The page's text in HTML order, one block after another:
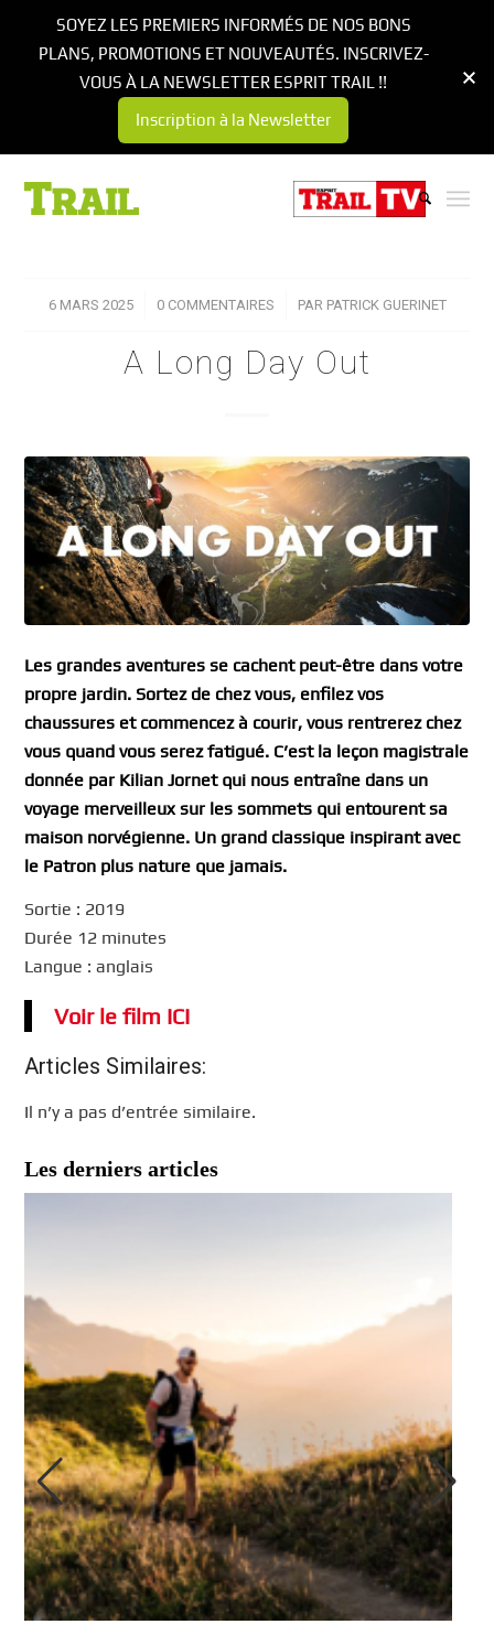
6 MARS 2025
/ 0 COMMENTAIRES
/ PAR PATRICK GUERINET
A Long Day Out
Les grandes aventures se cachent peut-être dans votre
propre jardin. Sortez de chez vous, enfilez vos
chaussures et commencez à courir, vous rentrerez chez
vous quand vous serez fatigué. C’est la leçon magistrale
donnée par Kilian Jornet qui nous entraîne dans un
voyage merveilleux sur les sommets qui entourent sa
maison norvégienne. Un grand classique inspirant avec
le Patron plus nature que jamais.
Sortie : 2019
Durée 12 minutes
Langue : anglais
Voir le film ICI
Articles Similaires:
Il n’y a pas d’entrée similaire.
Les derniers articles
SOYEZ LES PREMIERS INFORMÉS DE NOS BONS
PLANS, PROMOTIONS ET NOUVEAUTÉS. INSCRIVEZ-
VOUS À LA NEWSLETTER ESPRIT TRAIL !!
Inscription à la Newsletter